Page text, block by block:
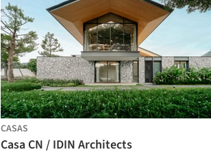
CASAS
Casa CN / IDIN Architects